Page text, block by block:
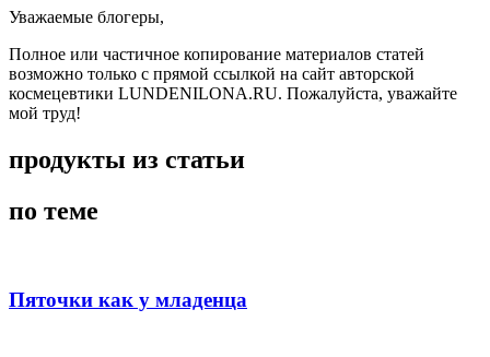
Уважаемые блогеры,
Полное или частичное копирование материалов статей
возможно только с прямой ссылкой на сайт авторской
космецевтики LUNDENILONA.RU. Пожалуйста, уважайте
мой труд!
продукты из статьи
по теме
Пяточки как у младенца